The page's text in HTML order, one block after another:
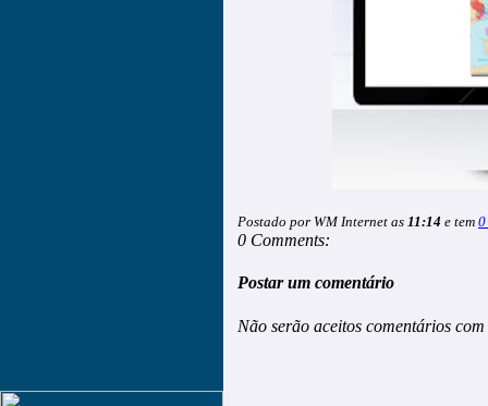
Postado por WM Internet as 11:14 e tem 0
0 Comments:
Postar um comentário
Não serão aceitos comentários